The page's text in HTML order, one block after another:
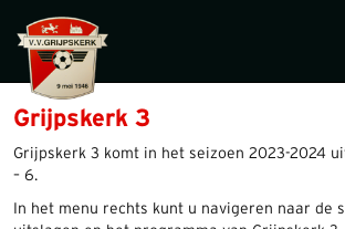
Grijpskerk 3
Grijpskerk 3 komt in het seizoen 2023-2024
– 6.
In het menu rechts kunt u navigeren naar de